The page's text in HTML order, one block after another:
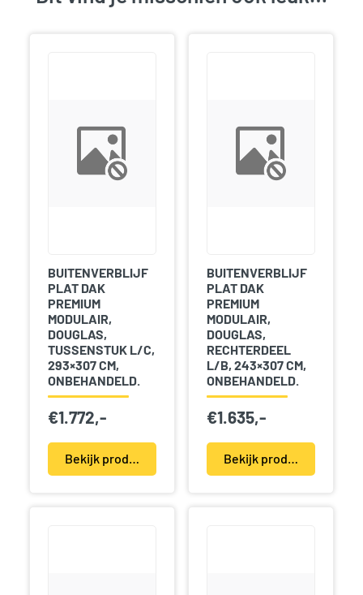
BUITENVERBLIJF
PLAT DAK
PREMIUM
MODULAIR,
DOUGLAS,
TUSSENSTUK L/C,
293×307 CM,
ONBEHANDELD.
€1.772,-
Bekijk product(en)
BUITENVERBLIJF
PLAT DAK
PREMIUM
MODULAIR,
DOUGLAS,
RECHTERDEEL
L/B, 243×307 CM,
ONBEHANDELD.
€1.635,-
Bekijk product(en)